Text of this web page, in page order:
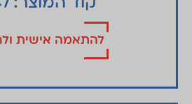
קוד המוצר: 1047
להתאמה אישית